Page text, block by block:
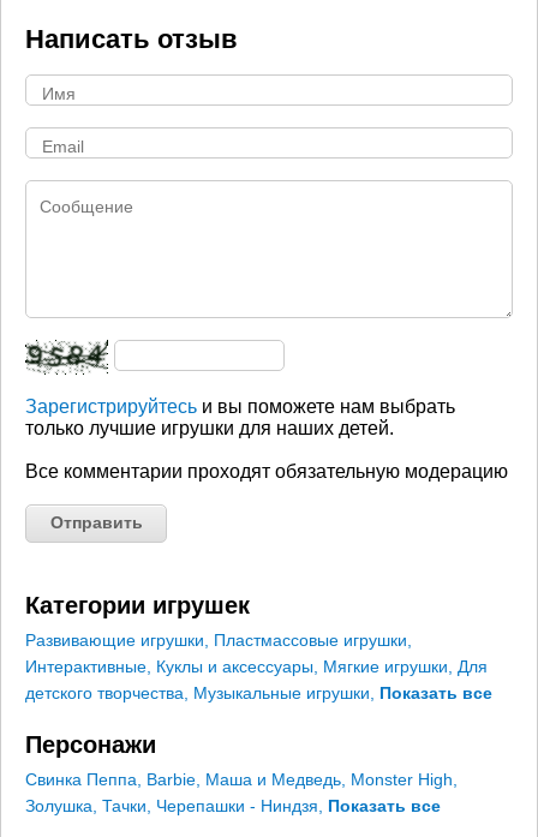
Написать отзыв
Зарегистрируйтесь и вы поможете нам выбрать
только лучшие игрушки для наших детей.
Все комментарии проходят обязательную модерацию
Категории игрушек
Развивающие игрушки, Пластмассовые игрушки,
Интерактивные, Куклы и аксессуары, Мягкие игрушки, Для
детского творчества, Музыкальные игрушки, Показать все
Персонажи
Свинка Пеппа, Barbie, Маша и Медведь, Monster High,
Золушка, Тачки, Черепашки - Ниндзя, Показать все